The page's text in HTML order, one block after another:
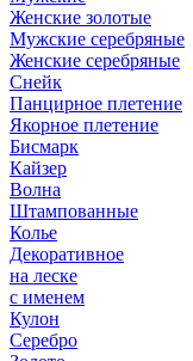
Женские золотые
Мужские серебряные
Женские серебряные
Снейк
Панцирное плетение
Якорное плетение
Бисмарк
Кайзер
Волна
Штампованные
Колье
Декоративное
на леске
с именем
Кулон
Серебро